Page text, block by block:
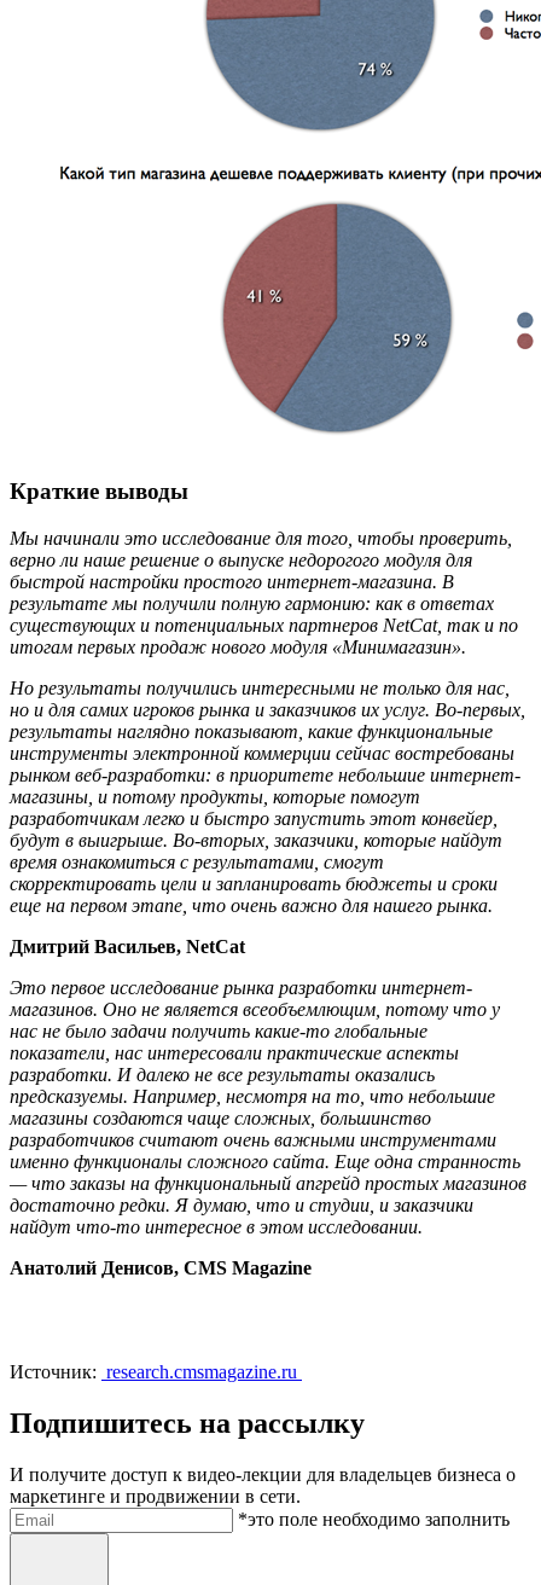
Краткие выводы
Мы начинали это исследование для того, чтобы проверить,
верно ли наше решение о выпуске недорогого модуля для
быстрой настройки простого интернет-магазина. В
результате мы получили полную гармонию: как в ответах
существующих и потенциальных партнеров NetCat, так и по
итогам первых продаж нового модуля «Минимагазин».
Но результаты получились интересными не только для нас,
но и для самих игроков рынка и заказчиков их услуг. Во-первых,
результаты наглядно показывают, какие функциональные
инструменты электронной коммерции сейчас востребованы
рынком веб-разработки: в приоритете небольшие интернет-
магазины, и потому продукты, которые помогут
разработчикам легко и быстро запустить этот конвейер,
будут в выигрыше. Во-вторых, заказчики, которые найдут
время ознакомиться с результатами, смогут
скорректировать цели и запланировать бюджеты и сроки
еще на первом этапе, что очень важно для нашего рынка.
Дмитрий Васильев, NetCat
Это первое исследование рынка разработки интернет-
магазинов. Оно не является всеобъемлющим, потому что у
нас не было задачи получить какие-то глобальные
показатели, нас интересовали практические аспекты
разработки. И далеко не все результаты оказались
предсказуемы. Например, несмотря на то, что небольшие
магазины создаются чаще сложных, большинство
разработчиков считают очень важными инструментами
именно функционалы сложного сайта. Еще одна странность
— что заказы на функциональный апгрейд простых магазинов
достаточно редки. Я думаю, что и студии, и заказчики
найдут что-то интересное в этом исследовании.
Анатолий Денисов, CMS Magazine
Источник: research.cmsmagazine.ru
Подпишитесь на рассылку
И получите доступ к видео-лекции для владельцев бизнеса о
маркетинге и продвижении в сети.
Электронная почта
*это поле необходимо заполнить